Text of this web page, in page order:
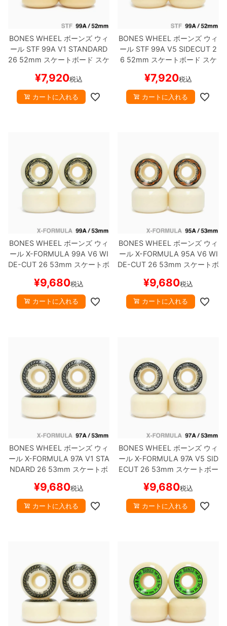
BONES WHEEL ボーンズ ウィ
ール STF 99A V1 STANDARD
26 52mm スケートボード スケ
¥7,920税込
カートに入れる
BONES WHEEL ボーンズ ウィ
ール STF 99A V5 SIDECUT 2
6 52mm スケートボード スケ
¥7,920税込
カートに入れる
BONES WHEEL ボーンズ ウィ
ールX-FORMULA 99A V6 WI
DE-CUT 26 53mm スケートボ
¥9,680税込
カートに入れる
BONES WHEEL ボーンズ ウィ
ールX-FORMULA 95A V6 WI
DE-CUT 26 53mm スケートボ
¥9,680税込
カートに入れる
BONES WHEEL ボーンズ ウィ
ールX-FORMULA 97A V1 STA
NDARD 26 53mm スケートボ
¥9,680税込
カートに入れる
BONES WHEEL ボーンズ ウィ
ールX-FORMULA 97A V5 SID
ECUT 26 53mm スケートボー
¥9,680税込
カートに入れる